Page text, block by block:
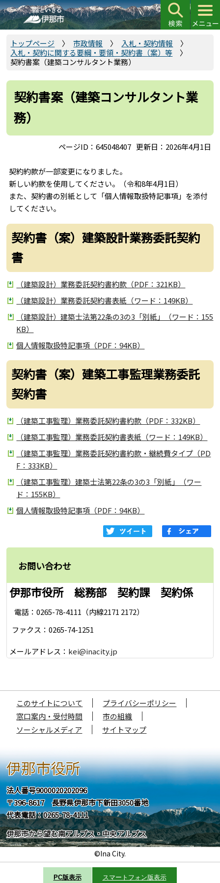
こ
の
ペ
先
トップページ 市政情報
入札・契約情報
入札・契約に関する要綱・要領・契約書（案）等
契約書案（建築コンサルタント業務）
契約書案（建築コンサルタント業
務）
ページID：645048407 更新日：2026年4月1日
契約約款が一部変更になりました。
新しい約款を使用してください。（令和8年4月1日）
また、契約書の別紙として「個人情報取扱特記事項」を添付
してください。
契約書（案）建築設計業務委託契約
書
（建築設計）業務委託契約書約款（PDF：321KB）
（建築設計）業務委託契約書表紙（ワード：149KB）
（建築設計）建築士法第22条の3の3「別紙」（ワード：155
KB）
個人情報取扱特記事項（PDF：94KB）
契約書（案）建築工事監理業務委託
契約書
（建築工事監理）業務委託契約書約款（PDF：332KB）
（建築工事監理）業務委託契約書表紙（ワード：149KB）
（建築工事監理）業務委託契約書約款・継続費タイプ（PD
F：333KB）
（建築工事監理）建築士法第22条の3の3「別紙」（ワー
ド：155KB）
個人情報取扱特記事項（PDF：94KB）
お問い合わせ
伊那市役所 総務部 契約課 契約係
電話：0265-78-4111（内線2171 2172）
ファクス：0265-74-1251
メールアドレス： kei@inacity.jp
このサイトについて
プライバシーポリシー
窓口案内・受付時間
市の組織
ソーシャルメディア
サイトマップ
伊那市役所
法人番号9000020202096
〒396-8617 長野県伊那市下新田3050番地
代表電話：0265-78-4111
伊那市から望む南アルプス・中央アルプス
©Ina City.
PC版表示 スマートフォン版表示